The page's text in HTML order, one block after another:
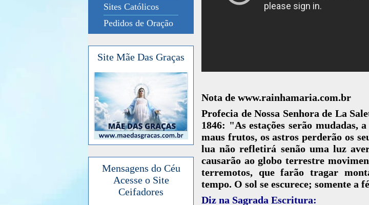
Sites Católicos
Pedidos de Oração
Site Mãe Das Graças
Mensagens do Céu
Acesse o Site
Ceifadores
Nota de www.rainhamaria.com.br
Profecia de Nossa Senhora de La
1846: "As estações serão mudadas,
maus frutos, os astros perderão os
lua não refletirá senão uma luz
causarão ao globo terrestre
terremotos, que farão tragar
tempo. O sol se escurece; somente a
Diz na Sagrada Escritura: